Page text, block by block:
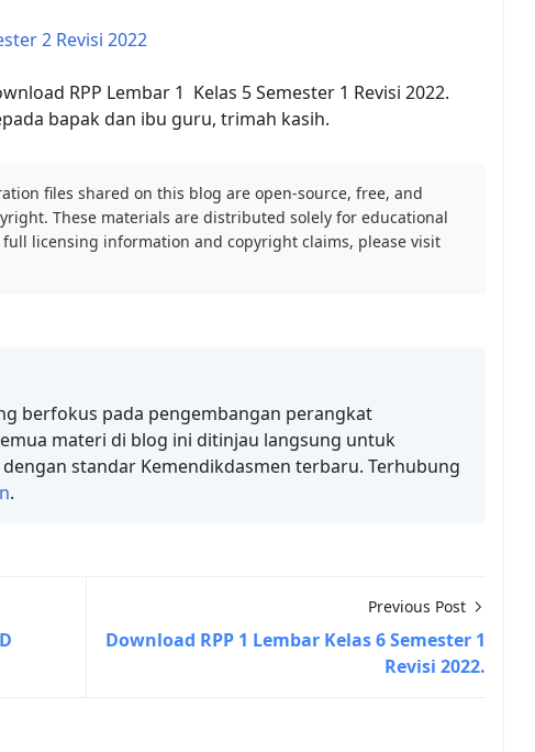
2 Revisi 2022
RPP Lembar 1 Kelas 5 Semester 1 Revisi 2022.
bapak dan ibu guru, trimah kasih.
files shared on this blog are open-source, free, and
These materials are distributed solely for educational
licensing information and copyright claims, please visit
berfokus pada pengembangan perangkat
materi di blog ini ditinjau langsung untuk
standar Kemendikdasmen terbaru. Terhubung
.
Previous Post
Download RPP 1 Lembar Kelas 6 Semester 1
Revisi 2022.